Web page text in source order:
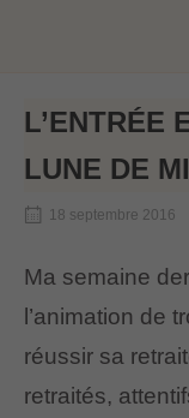
L’ENTRÉE
LUNE DE
18 septembre 2016
Ma semaine
l’animation de
réussir sa
retraités,